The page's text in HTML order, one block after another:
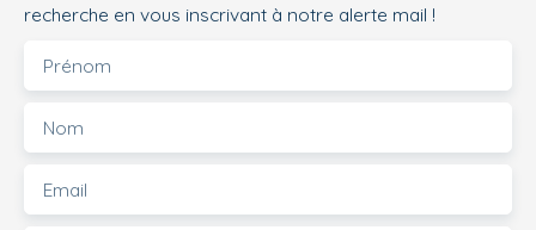
recherche en vous inscrivant à notre alerte mail !
Prénom
Nom
Email